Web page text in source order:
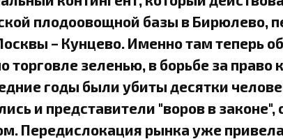
плодоовощной базы в Бирюлево,
– Кунцево. Именно там теперь
торговле зеленью, в борьбе за право
годы были убиты десятки
и представители "воров в законе",
Передислокация рынка уже